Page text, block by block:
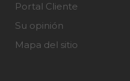
Portal Cliente
Su opinión
Mapa del sitio